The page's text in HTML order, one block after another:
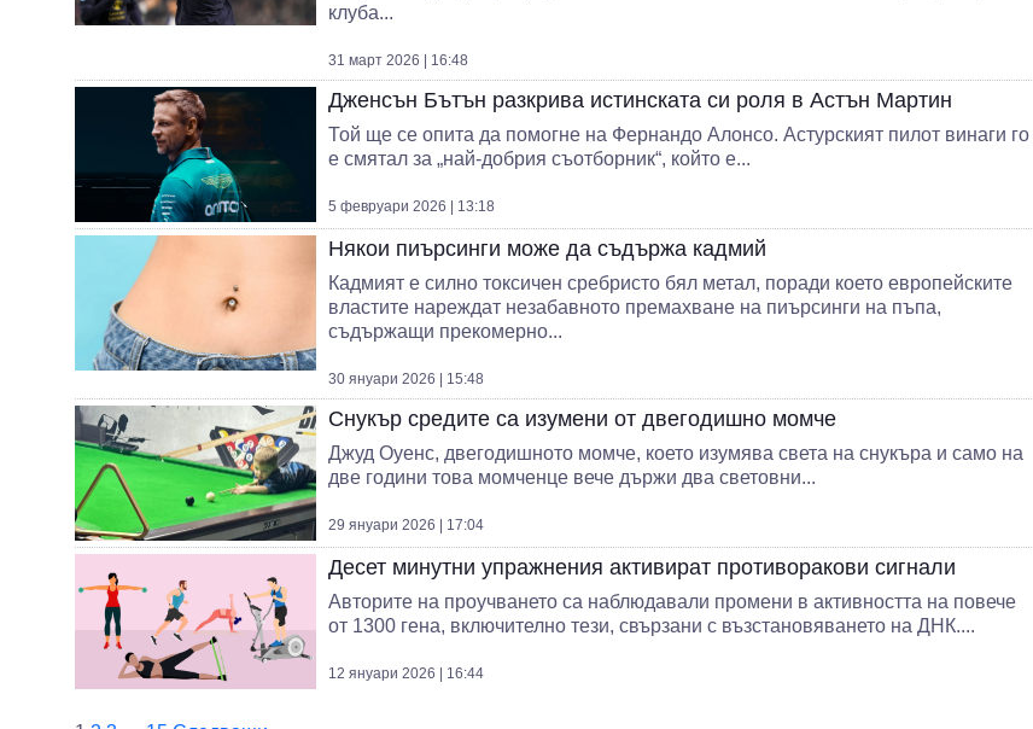
клуба...
31 март 2026 | 16:48
Дженсън Бътън разкрива истинската си роля в Астън Мартин
Той ще се опита да помогне на Фернандо Алонсо. Астурският пилот винаги го
е смятал за „най-добрия съотборник“, който е...
5 февруари 2026 | 13:18
Някои пиърсинги може да съдържа кадмий
Кадмият е силно токсичен сребристо бял метал, поради което европейските
властите нареждат незабавното премахване на пиърсинги на пъпа,
съдържащи прекомерно...
30 януари 2026 | 15:48
Снукър средите са изумени от двегодишно момче
Джуд Оуенс, двегодишното момче, което изумява света на снукъра и само на
две години това момченце вече държи два световни...
29 януари 2026 | 17:04
Десет минутни упражнения активират противоракови сигнали
Авторите на проучването са наблюдавали промени в активността на повече
от 1300 гена, включително тези, свързани с възстановяването на ДНК....
12 януари 2026 | 16:44